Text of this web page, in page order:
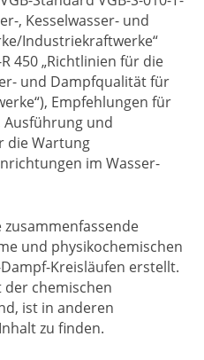
, Kesselwasser- und
Industriekraftwerke“
450 „Richtlinien für die
und Dampfqualität für
Empfehlungen für
und
die Wartung
im Wasser-
und physikochemischen
Kreisläufen erstellt.
der chemischen
ist in anderen
zu finden.